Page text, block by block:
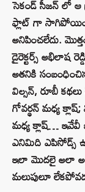
సెకండ్ సీజన్ లో
ఫ్లాట్ గా
అనిపించలేదు.
డైరెక్టర్స్ అభిలాష
అతనికి
విల్సన్, రూబీ
గోవర్థన్ మధ్య
మధ్య క్లాష్‌…
ఎనిమిది ఎపిసోడ్స్
ఇలా మొదలై అలా
మలుపులూ